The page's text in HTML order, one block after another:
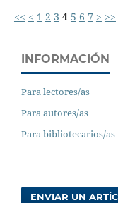
<< < 1 2 3 4 5 6 7 > >>
INFORMACIÓN
Para lectores/as
Para autores/as
Para bibliotecarios/as
ENVIAR UN